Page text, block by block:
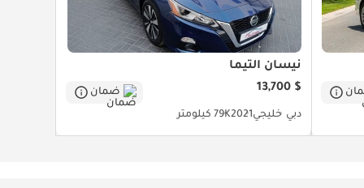
نيسان ألتيما
$ 13,700
ضمان
دبي خليجي202179K كيلومتر